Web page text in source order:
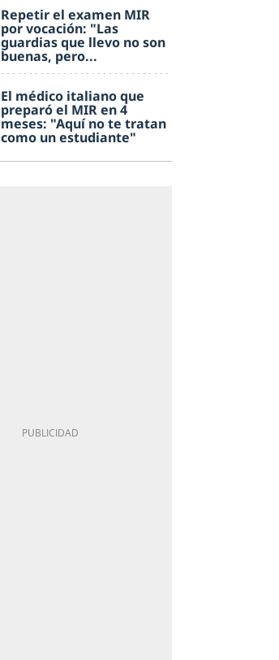
Repetir el examen MIR
por vocación: "Las
guardias que llevo no son
buenas, pero...
El médico italiano que
preparó el MIR en 4
meses: "Aquí no te tratan
como un estudiante"